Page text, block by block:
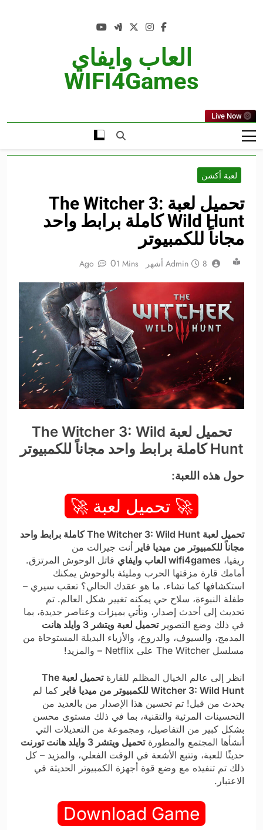
العاب وايفاي
WIFI4Games
Live Now
لعبة أكشن
تحميل لعبة The Witcher 3:
Wild Hunt كاملة برابط واحد
مجاناً للكمبيوتر
Admin 8 أشهر Ago 01 Mins
تحميل لعبة The Witcher 3: Wild
Hunt كاملة برابط واحد مجاناً للكمبيوتر
حول هذه اللعبة:
🚀 تحميل لعبة 🚀
تحميل لعبة The Witcher 3: Wild Hunt كاملة برابط واحد
مجاناً للكمبيوتر من ميديا فاير أنت جيرالت من
ريفيا، wifi4games العاب وايفاي
قاتل الوحوش المرتزق.
أمامك قارة مزقتها الحرب ومليئة بالوحوش يمكنك
استكشافها كما تشاء. ما هو عقدك الحالي؟ تعقب سيري –
طفلة النبوءة، سلاح حي يمكنه تغيير شكل العالم. تم
تحديث إلى أحدث إصدار، وتأتي بميزات وعناصر جديدة، بما
في ذلك وضع التصويرتحميل لعبة ويتشر 3 وايلد هانت
المدمج، والسيوف، والدروع، والأزياء البديلة المستوحاة من
مسلسل The Witcher على Netflix – والمزيد!
انظر إلى عالم الخيال المظلم للقارة
تحميل لعبة The
Witcher 3: Wild Hunt للكمبيوتر من ميديا فاير
كما لم
يحدث من قبل! تم تحسين هذا الإصدار من بالعديد من
التحسينات المرئية والتقنية، بما في ذلك مستوى محسن
بشكل كبير من التفاصيل، ومجموعة من التعديلات التي
أنشأها المجتمع والمطورةتحميل ويتشر 3 وايلد هانت تورنت
حديثًا للعبة، وتتبع الأشعة في الوقت الفعلي، والمزيد – كل
ذلك تم تنفيذه مع وضع قوة أجهزة الكمبيوتر الحديثة في
الاعتبار.
Download Game